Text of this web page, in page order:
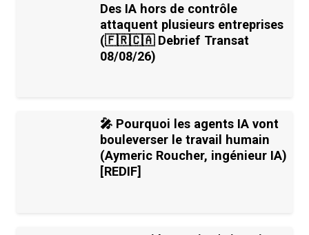
Des IA hors de contrôle
attaquent plusieurs entreprises
(🇫🇷🇨🇦 Debrief Transat
08/08/26)
🎤 Pourquoi les agents IA vont
bouleverser le travail humain
(Aymeric Roucher, ingénieur IA)
[REDIF]